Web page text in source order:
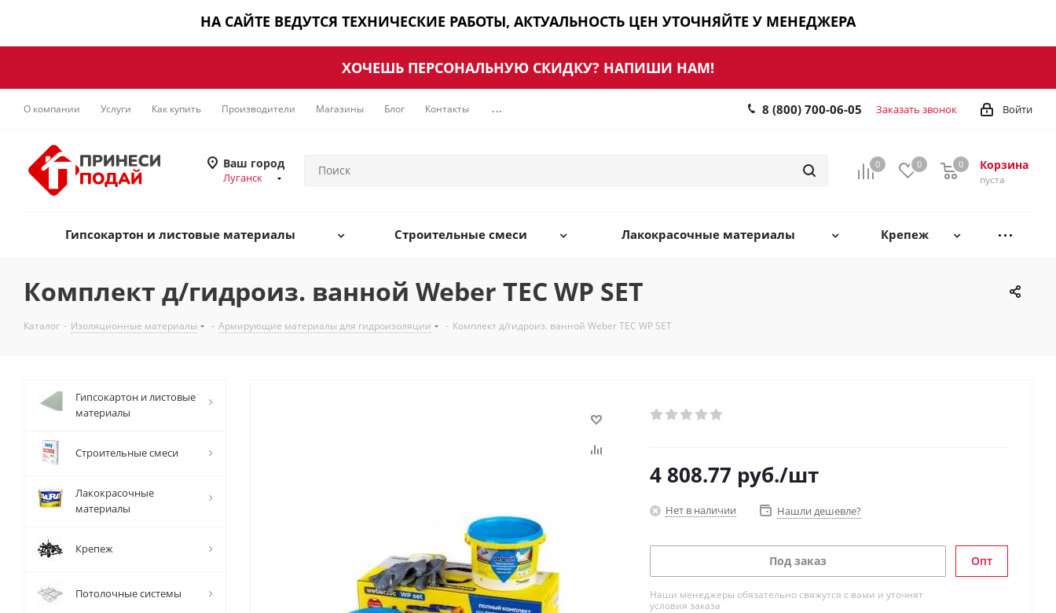
НА САЙТЕ ВЕДУТСЯ ТЕХНИЧЕСКИЕ РАБОТЫ, АКТУАЛЬНОСТЬ ЦЕН УТОЧНЯЙТЕ У МЕНЕДЖЕРА
ХОЧЕШЬ ПЕРСОНАЛЬНУЮ СКИДКУ? НАПИШИ НАМ!
О компании Услуги Как купить Производители Магазины Блог Контакты ... Войти
8 (800) 700-06-05 Заказать звонок
Ваш город
Луганск
0 0 Корзина
0
пуста
0
Гипсокартон и листовые материалы Строительные смеси Лакокрасочные материалы Крепеж
Комплект д/гидроиз. ванной Weber TEC WP SET
Каталог - Изоляционные материалы - Армирующие материалы для гидроизоляции - Комплект д/гидроиз. ванной Weber TEC WP SET
4 808.77 руб./шт
Нет в наличии Нашли дешевле?
Под заказ
Наши менеджеры обязательно свяжутся с вами и уточнят
условия заказа
Опт
Гипсокартон и листовые
материалы
Строительные смеси
Лакокрасочные
материалы
Крепеж
Потолочные системы